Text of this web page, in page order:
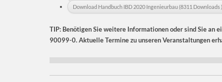
Download Handbuch IBD 2020 Ingenieurbau (8311 Downloads )
TIP: Benötigen Sie weitere Informationen oder sind Sie an
90099-0. Aktuelle Termine zu unseren Veranstaltungen